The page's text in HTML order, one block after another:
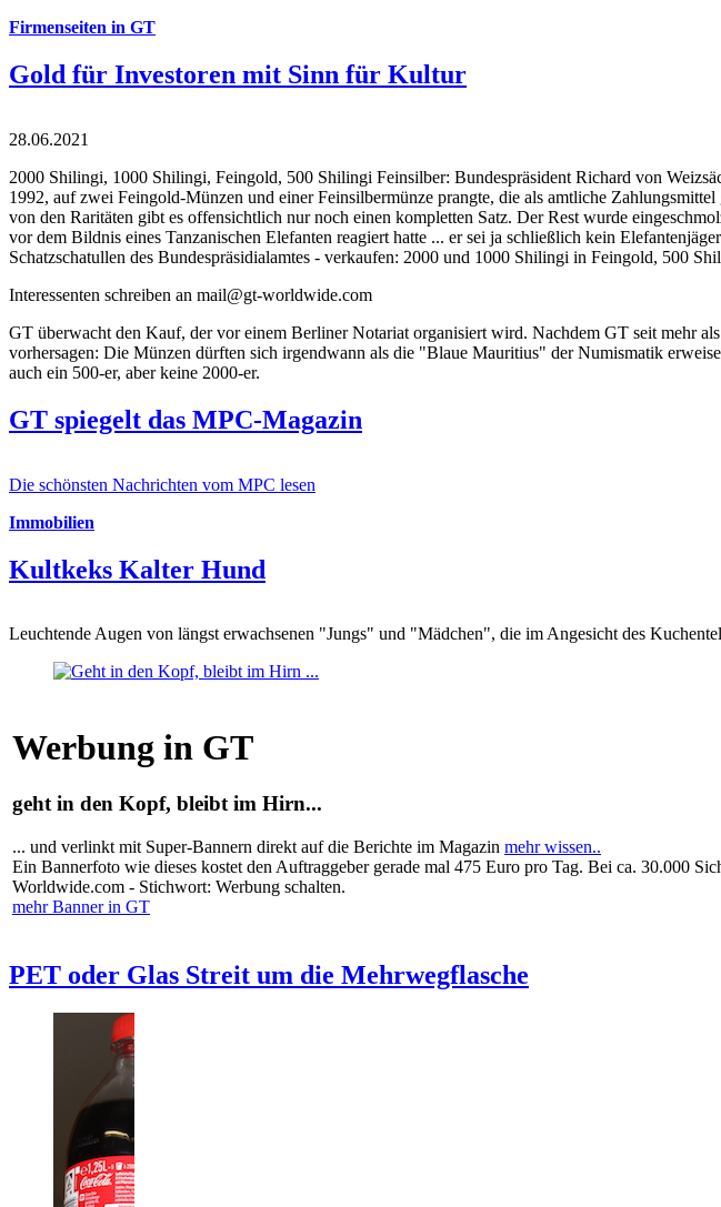
Firmenseiten in GT
Gold für Investoren mit Sinn für Kultur
28.06.2021
2000 Shilingi, 1000 Shilingi, Feingold, 500 Shilingi Feinsilber: Bundespräsident Richard von
1992, auf zwei Feingold-Münzen und einer Feinsilbermünze prangte, die als amtliche
von den Raritäten gibt es offensichtlich nur noch einen kompletten Satz. Der Rest wurde
vor dem Bildnis eines Tanzanischen Elefanten reagiert hatte ... er sei ja schließlich kein
Schatzschatullen des Bundespräsidialamtes - verkaufen: 2000 und 1000 Shilingi in Feingold, 500
Interessenten schreiben an mail@gt-worldwide.com
GT überwacht den Kauf, der vor einem Berliner Notariat organisiert wird. Nachdem GT seit mehr
vorhersagen: Die Münzen dürften sich irgendwann als die "Blaue Mauritius" der Numismatik
auch ein 500-er, aber keine 2000-er.
GT spiegelt das MPC-Magazin
Die schönsten Nachrichten vom MPC lesen
Immobilien
Kultkeks Kalter Hund
Leuchtende Augen von längst erwachsenen "Jungs" und "Mädchen", die im Angesicht des
Werbung in GT
geht in den Kopf, bleibt im Hirn...
... und verlinkt mit Super-Bannern direkt auf die Berichte im Magazin mehr wissen..
Ein Bannerfoto wie dieses kostet den Auftraggeber gerade mal 475 Euro pro Tag. Bei ca. 30.000
Worldwide.com - Stichwort: Werbung schalten.
mehr Banner in GT
PET oder Glas Streit um die Mehrwegflasche